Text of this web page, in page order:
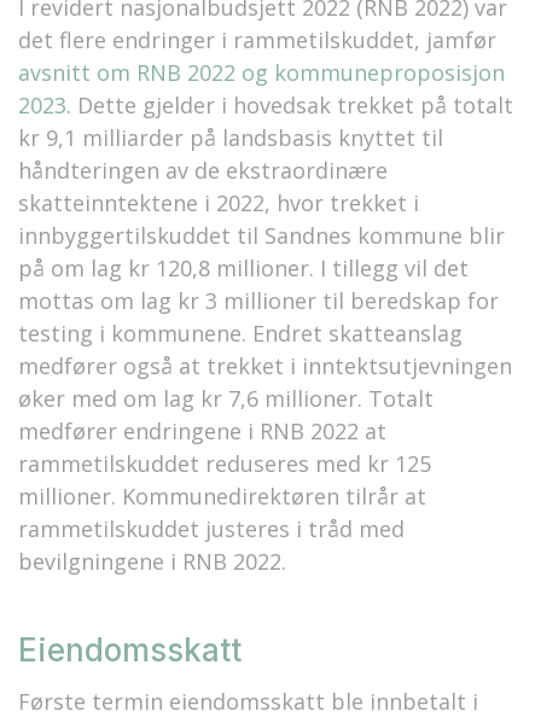
I revidert nasjonalbudsjett 2022 (RNB 2022) var
det flere endringer i rammetilskuddet, jamfør
avsnitt om RNB 2022 og kommuneproposisjon
2023. Dette gjelder i hovedsak trekket på totalt
kr 9,1 milliarder på landsbasis knyttet til
håndteringen av de ekstraordinære
skatteinntektene i 2022, hvor trekket i
innbyggertilskuddet til Sandnes kommune blir
på om lag kr 120,8 millioner. I tillegg vil det
mottas om lag kr 3 millioner til beredskap for
testing i kommunene. Endret skatteanslag
medfører også at trekket i inntektsutjevningen
øker med om lag kr 7,6 millioner. Totalt
medfører endringene i RNB 2022 at
rammetilskuddet reduseres med kr 125
millioner. Kommunedirektøren tilrår at
rammetilskuddet justeres i tråd med
bevilgningene i RNB 2022.
Eiendomsskatt
Første termin eiendomsskatt ble innbetalt i